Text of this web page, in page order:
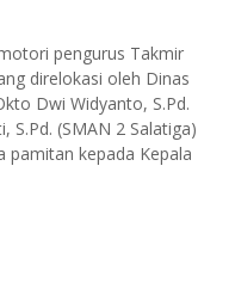
pengurus Takmir
direlokasi oleh Dinas
Dwi Widyanto, S.Pd.
S.Pd. (SMAN 2 Salatiga)
pamitan kepada Kepala